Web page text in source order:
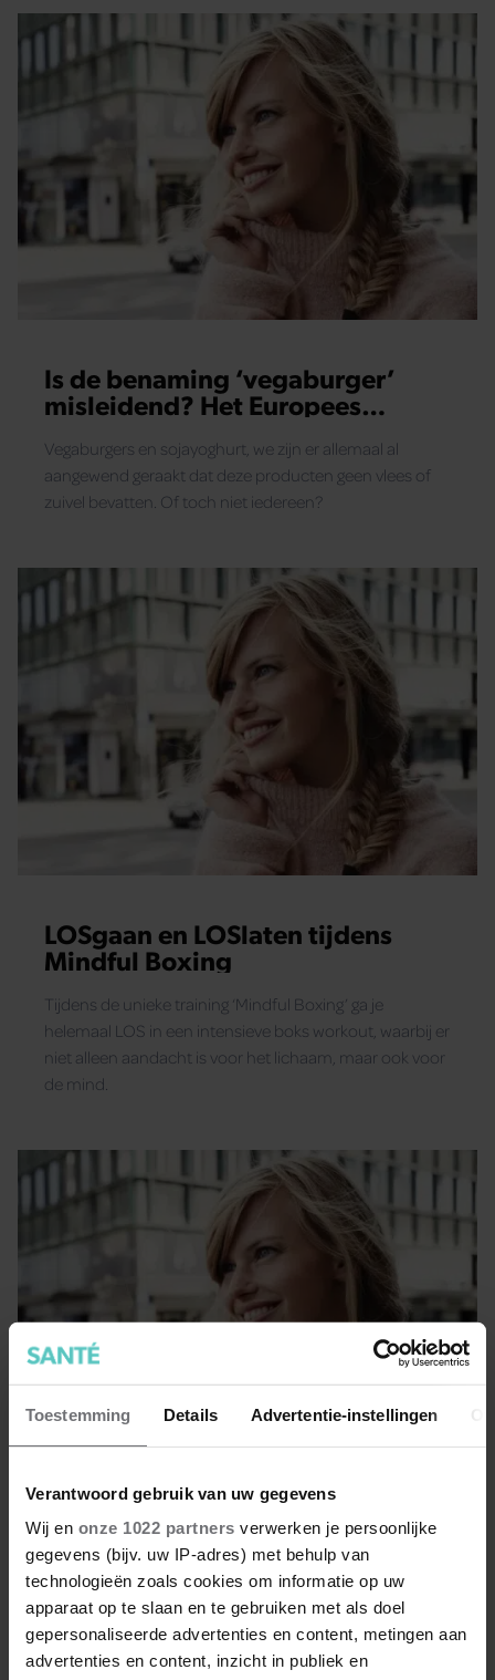
Toestemming Details Advertentie-instellingen
Verantwoord gebruik van uw gegevens
Wij en onze 1022 partners verwerken je persoonlijke
gegevens (bijv. uw IP-adres) met behulp van
technologieën zoals cookies om informatie op uw
apparaat op te slaan en te gebruiken met als doel
gepersonaliseerde advertenties en content, metingen aan
advertenties en content, inzicht in publiek en
Is de benaming ‘vegaburger’
misleidend? Het Europees
Vegaburgers en sojayoghurt, we zijn er allemaal al
aangewend geraakt dat deze producten geen vlees of
zuivel bevatten. Of toch niet iedereen?
LOSgaan en LOSlaten tijdens
Mindful Boxing
Tijdens de unieke training ‘Mindful Boxing’ ga je
helemaal LOS in een intensieve boks workout, waarbij er
niet alleen aandacht is voor het lichaam, maar ook voor
de mind.
Last van de overgang van winter-
naar zomertijd
Is jouw biologische klok in de war door het uur
tijdverschil? Zo help je ritme een handje.